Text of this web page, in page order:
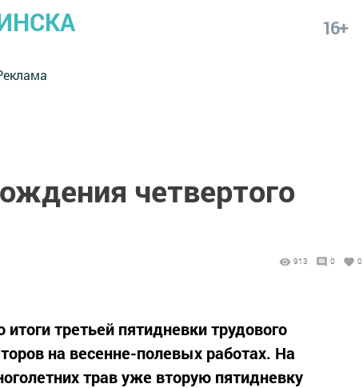
16+
четвертого
913 0 0
третьей пятидневки трудового
на весенне-полевых работах. На
трав уже вторую пятидневку